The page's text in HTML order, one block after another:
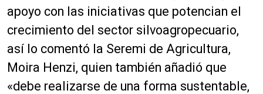
apoyo con las iniciativas que potencian el
crecimiento del sector silvoagropecuario,
así lo comentó la Seremi de Agricultura,
Moira Henzi, quien también añadió que
«debe realizarse de una forma sustentable,